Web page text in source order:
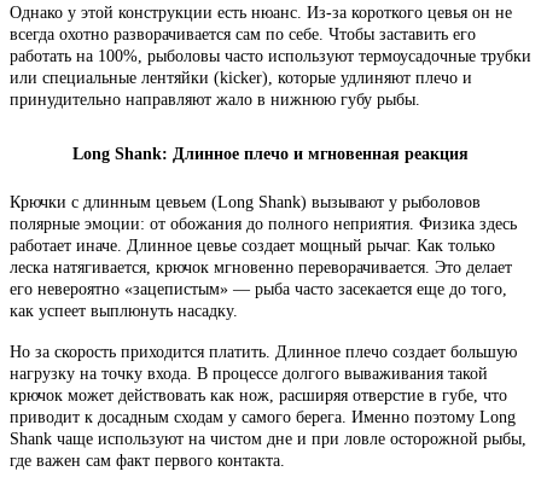
Однако у этой конструкции есть нюанс. Из-за короткого цевья он не
всегда охотно разворачивается сам по себе. Чтобы заставить его
работать на 100%, рыболовы часто используют термоусадочные трубки
или специальные лентяйки (kicker), которые удлиняют плечо и
принудительно направляют жало в нижнюю губу рыбы.
Long Shank: Длинное плечо и мгновенная реакция
Крючки с длинным цевьем (Long Shank) вызывают у рыболовов
полярные эмоции: от обожания до полного неприятия. Физика здесь
работает иначе. Длинное цевье создает мощный рычаг. Как только
леска натягивается, крючок мгновенно переворачивается. Это делает
его невероятно «зацепистым» — рыба часто засекается еще до того,
как успеет выплюнуть насадку.
Но за скорость приходится платить. Длинное плечо создает большую
нагрузку на точку входа. В процессе долгого вываживания такой
крючок может действовать как нож, расширяя отверстие в губе, что
приводит к досадным сходам у самого берега. Именно поэтому Long
Shank чаще используют на чистом дне и при ловле осторожной рыбы,
где важен сам факт первого контакта.